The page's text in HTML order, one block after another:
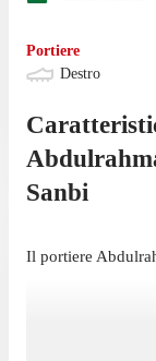
Portiere
Destro
Sanbi
Il portiere